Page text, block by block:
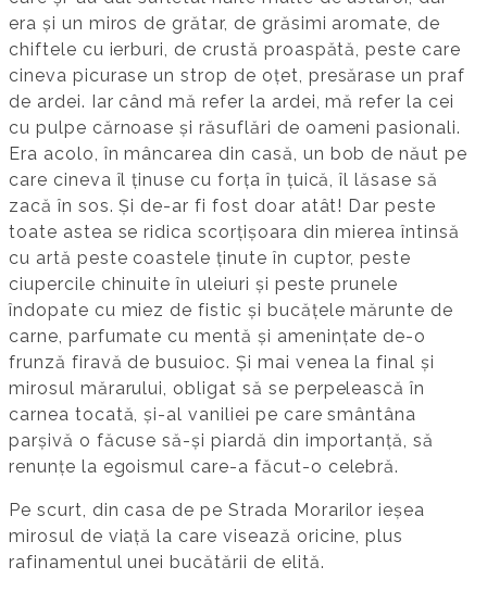
era și un miros de grătar, de grăsimi aromate, de
chiftele cu ierburi, de crustă proaspătă, peste care
cineva picurase un strop de oțet, presărase un praf
de ardei. Iar când mă refer la ardei, mă refer la cei
cu pulpe cărnoase și răsuflări de oameni pasionali.
Era acolo, în mâncarea din casă, un bob de năut pe
care cineva îl ținuse cu forța în țuică, îl lăsase să
zacă în sos. Și de-ar fi fost doar atât! Dar peste
toate astea se ridica scorțișoara din mierea întinsă
cu artă peste coastele ținute în cuptor, peste
ciupercile chinuite în uleiuri și peste prunele
îndopate cu miez de fistic și bucățele mărunte de
carne, parfumate cu mentă și amenințate de-o
frunză firavă de busuioc. Și mai venea la final și
mirosul mărarului, obligat să se perpelească în
carnea tocată, și-al vaniliei pe care smântâna
parșivă o făcuse să-și piardă din importanță, să
renunțe la egoismul care-a făcut-o celebră.
Pe scurt, din casa de pe Strada Morarilor ieșea
mirosul de viață la care visează oricine, plus
rafinamentul unei bucătării de elită.